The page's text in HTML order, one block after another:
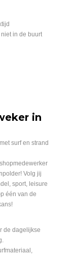
in de buurt
in
surf en strand
Volg jij
sport, leisure
één van de
de dagelijkse